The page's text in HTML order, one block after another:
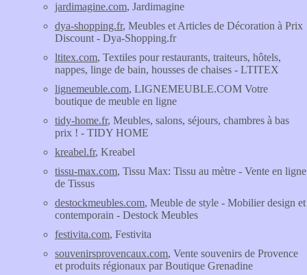
jardimagine.com, Jardimagine
dya-shopping.fr, Meubles et Articles de Décoration à Prix
Discount - Dya-Shopping.fr
ltitex.com, Textiles pour restaurants, traiteurs, hôtels,
nappes, linge de bain, housses de chaises - LTITEX
lignemeuble.com, LIGNEMEUBLE.COM Votre
boutique de meuble en ligne
tidy-home.fr, Meubles, salons, séjours, chambres à bas
prix ! - TIDY HOME
kreabel.fr, Kreabel
tissu-max.com, Tissu Max: Tissu au mètre - Vente en ligne
de Tissus
destockmeubles.com, Meuble de style - Mobilier design et
contemporain - Destock Meubles
festivita.com, Festivita
souvenirsprovencaux.com, Vente souvenirs de Provence
et produits régionaux par Boutique Grenadine